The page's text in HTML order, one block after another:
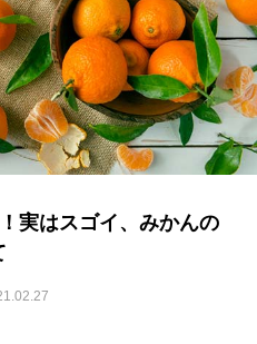
実はスゴイ、みかんの